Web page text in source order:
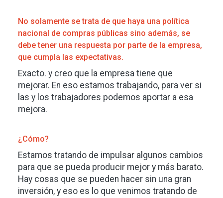
No solamente se trata de que haya una política
nacional de compras públicas sino además, se
debe tener una respuesta por parte de la empresa,
que cumpla las expectativas.
Exacto. y creo que la empresa tiene que
mejorar. En eso estamos trabajando, para ver si
las y los trabajadores podemos aportar a esa
mejora.
¿Cómo?
Estamos tratando de impulsar algunos cambios
para que se pueda producir mejor y más barato.
Hay cosas que se pueden hacer sin una gran
inversión, y eso es lo que venimos tratando de